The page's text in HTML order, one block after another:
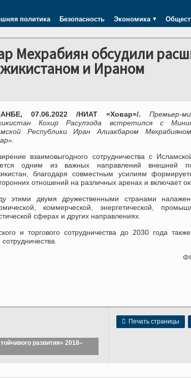
политика Безопасность Экономика
Мехрабиян обсудили
и Ираном
07.06.2022 /НИАТ «Ховар»/.
Премьер-
Кохир Расулзода встретился с
Республики Иран Алиакбаром
взаимовыгодного сотрудничества с
одним из важных направлений внешней
благодаря совместным усилиям
отношений на различных аренах и включает
этими двумя дружественными странами
коммерческой, энергетической,
сферах и других направлениях.
и торгового сотрудничества до 2030 года
 Печать страницы
развития» 2018–